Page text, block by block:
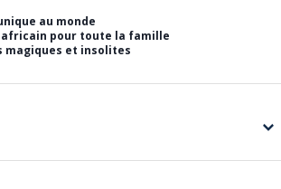
au monde
africain pour toute la famille
magiques et insolites
d’objets vodou ouest-africains au monde.